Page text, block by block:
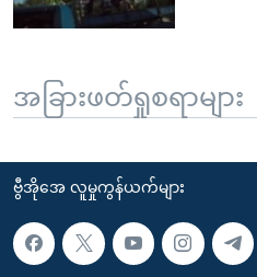
အခြားဖတ်ရှုစရာများ
ဗွီအိုအေ လူမှုကွန်ယက်များ